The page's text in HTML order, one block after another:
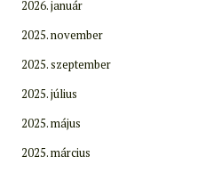
2026. január
2025. november
2025. szeptember
2025. július
2025. május
2025. március